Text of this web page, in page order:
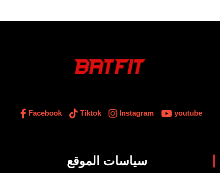
youtube
Instagram
Tiktok
Facebook
سياسات الموقع